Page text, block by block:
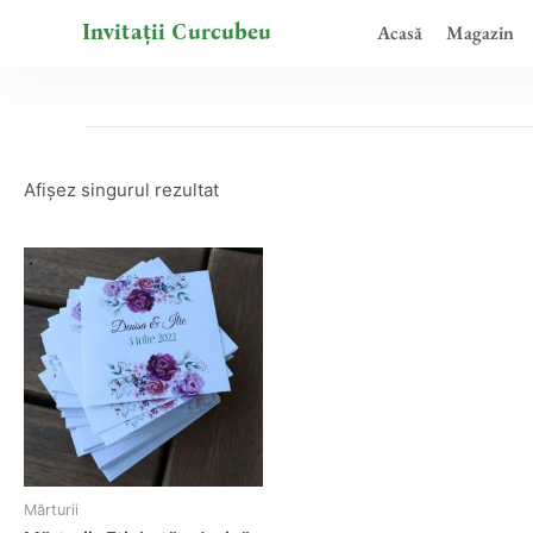
Invitații Curcubeu Acasă Magazin
Afișez singurul rezultat
Mărturii